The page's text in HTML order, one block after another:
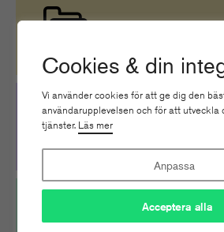
Cookies & din
Vi använder cookies för att ge dig den
användarupplevelsen och för att utveckla
tjänster. Läs mer
Anpassa
Acceptera alla
Guider & verktyg